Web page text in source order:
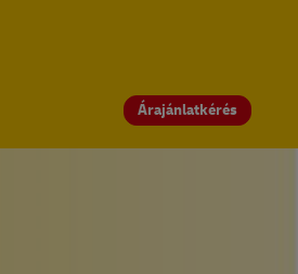
Árajánlatkérés